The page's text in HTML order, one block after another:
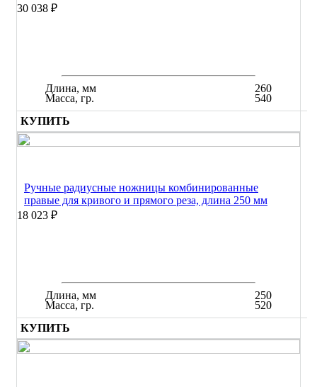
30 038 ₽
Длина, мм
Масса, гр.
260
540
КУПИТЬ
Ручные радиусные ножницы комбинированные
правые для кривого и прямого реза, длина 250 мм
18 023 ₽
Длина, мм
Масса, гр.
250
520
КУПИТЬ